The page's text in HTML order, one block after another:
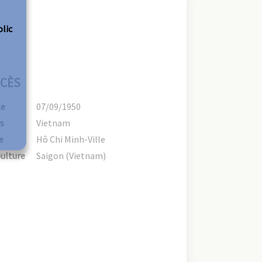
07/09/1950
Vietnam
Hô Chi Minh-Ville
Saigon (Vietnam)